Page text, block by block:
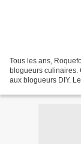
Tous les ans,
blogueurs culinaires.
aux blogueurs DIY.